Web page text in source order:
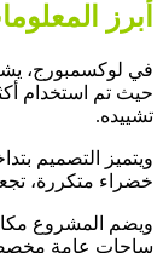
أبرز
في لوكسمبورج،
تشييده.
ويتميز التصميم
خضراء متكررة،
ويضم المشروع
ساحات عامة